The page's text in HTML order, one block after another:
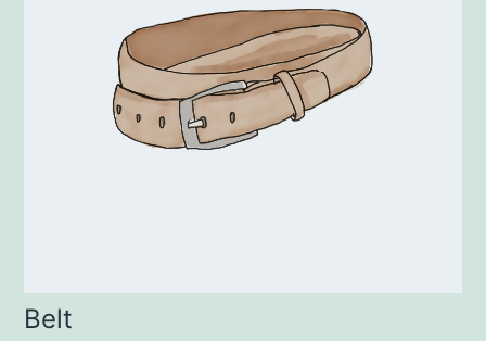
Belt